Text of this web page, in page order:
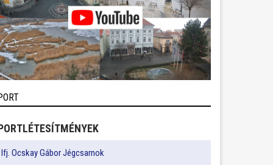
Ifj. Ocskay Gábor Jégcsarnok